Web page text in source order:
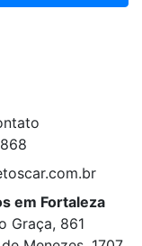
em Fortaleza
Graça, 861